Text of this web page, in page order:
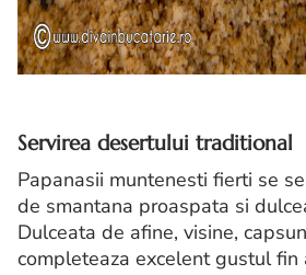
Servirea desertului traditional
Papanasii muntenesti fierti se
de smantana proaspata si
Dulceata de afine, visine,
completeaza excelent gustul fin